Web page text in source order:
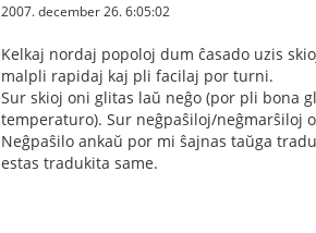
2007. december 26. 6:05:02
Kelkaj nordaj popoloj dum ĉasado uzis
malpli rapidaj kaj pli facilaj por turni.
Sur skioj oni glitas laŭ neĝo (por pli bona
temperaturo). Sur neĝpaŝiloj/neĝmarŝiloj
Neĝpaŝilo ankaŭ por mi ŝajnas taŭga
estas tradukita same.